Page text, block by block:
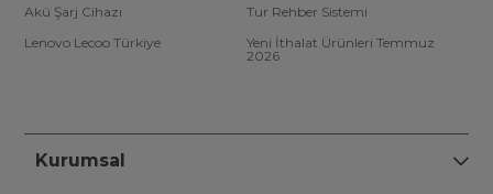
Akü Şarj Cihazı
Tur Rehber Sistemi
Lenovo Lecoo Türkiye
Yeni İthalat Ürünleri Temmuz
2026
Kurumsal